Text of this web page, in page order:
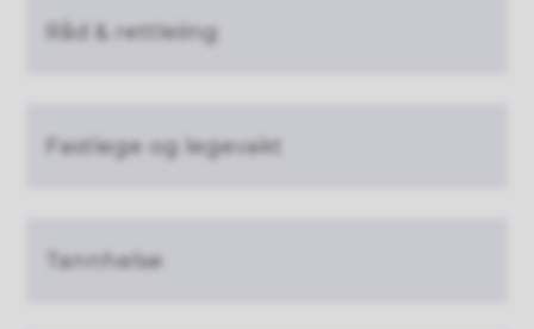
Råd & rettleiing
Fastlege og legevakt
Tannhelse